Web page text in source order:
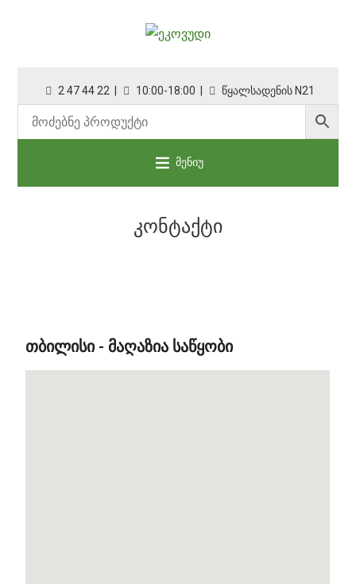
2 47 44 22 | 10:00-18:00 | წყალსადენის N21
მენიუ
ᲙᲝᲜᲢᲐᲥᲢᲘ
ᲗᲑᲘᲚᲘᲡᲘ - ᲛᲐᲦᲐᲖᲘᲐ ᲡᲐᲬᲧᲝᲑᲘ